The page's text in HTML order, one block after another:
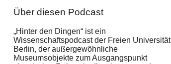
Über diesen Podcast
„Hinter den Dingen“ ist ein
Wissenschaftspodcast der Freien Universität
Berlin, der außergewöhnliche
Museumsobjekte zum Ausgangspunkt